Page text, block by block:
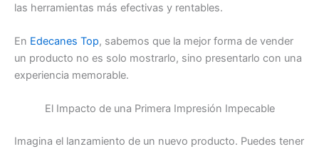
las herramientas más efectivas y rentables.
En Edecanes Top, sabemos que la mejor forma de vender
un producto no es solo mostrarlo, sino presentarlo con una
experiencia memorable.
El Impacto de una Primera Impresión Impecable
Imagina el lanzamiento de un nuevo producto. Puedes tener